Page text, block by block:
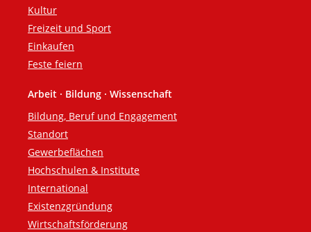
Kultur
Freizeit und Sport
Einkaufen
Feste feiern
Arbeit · Bildung · Wissenschaft
Bildung, Beruf und Engagement
Standort
Gewerbeflächen
Hochschulen & Institute
International
Existenzgründung
Wirtschaftsförderung